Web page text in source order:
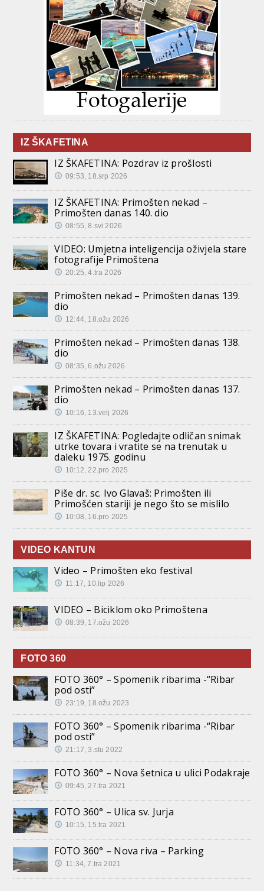
IZ ŠKAFETINA
IZ ŠKAFETINA: Pozdrav iz prošlosti
09:53, 18.srp 2026
IZ ŠKAFETINA: Primošten nekad –
Primošten danas 140. dio
08:55, 8.svi 2026
VIDEO: Umjetna inteligencija oživjela stare
fotografije Primoštena
20:25, 4.tra 2026
Primošten nekad – Primošten danas 139.
dio
12:44, 18.ožu 2026
Primošten nekad – Primošten danas 138.
dio
08:35, 6.ožu 2026
Primošten nekad – Primošten danas 137.
dio
10:16, 13.velj 2026
IZ ŠKAFETINA: Pogledajte odličan snimak
utrke tovara i vratite se na trenutak u
daleku 1975. godinu
10:12, 22.pro 2025
Piše dr. sc. Ivo Glavaš: Primošten ili
Primošćen stariji je nego što se mislilo
10:08, 16.pro 2025
VIDEO KANTUN
Video – Primošten eko festival
11:17, 10.lip 2026
VIDEO – Biciklom oko Primoštena
08:39, 17.ožu 2026
FOTO 360
FOTO 360° – Spomenik ribarima -“Ribar
pod osti”
23:19, 18.ožu 2023
FOTO 360° – Spomenik ribarima -“Ribar
pod osti”
21:17, 3.stu 2022
FOTO 360° – Nova šetnica u ulici Podakraje
09:45, 27.tra 2021
FOTO 360° – Ulica sv. Jurja
10:15, 15.tra 2021
FOTO 360° – Nova riva – Parking
11:34, 7.tra 2021